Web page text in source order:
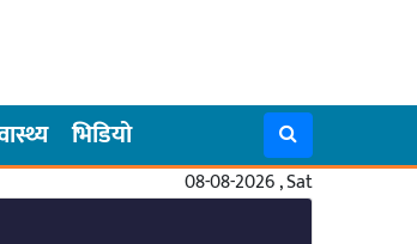
भिडियो
08-08-2026 , Sat